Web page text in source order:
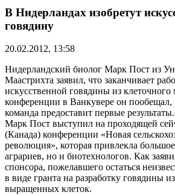
В Нидерландах изобретут
говядину
20.02.2012, 13:58
Нидерландский биолог Марк Пост из
Маастрихта заявил, что заканчивает
искусственной говядины из клеточного
конференции в Ванкувере он пообещал,
команда предоставит первые
Марк Пост выступил на проходящей
(Канада) конференции «Новая
революция», которая привлекла
аграриев, но и биотехнологов. Как
спонсора, пожелавшего остаться
в виде гранта на разработку говядины
выращенных клеток.